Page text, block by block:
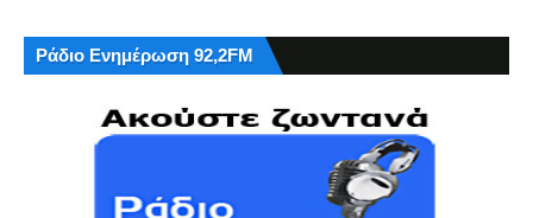
Ράδιο Ενημέρωση 92,2FM